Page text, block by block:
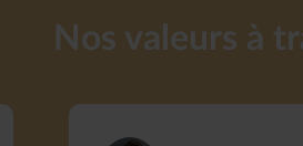
Nos valeurs à